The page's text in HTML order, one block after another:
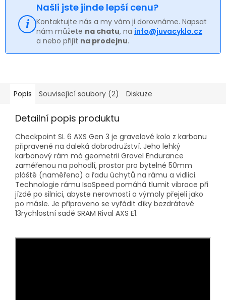
Našli jste jinde lepší cenu?
Kontaktujte nás a my vám ji dorovnáme. Napsat
nám můžete na chatu, na info@juvacyklo.cz
a nebo přijít na prodejnu.
Popis Související soubory (2) Diskuze
Detailní popis produktu
Checkpoint SL 6 AXS Gen 3 je gravelové kolo z karbonu
připravené na daleká dobrodružství. Jeho lehký
karbonový rám má geometrii Gravel Endurance
zaměřenou na pohodlí, prostor pro bytelné 50mm
pláště (naměřeno) a řadu úchytů na rámu a vidlici.
Technologie rámu IsoSpeed pomáhá tlumit vibrace při
jízdě po silnici, abyste nerovnosti a výmoly přejeli jako
po másle. Je připraveno se vyřádit díky bezdrátové
13rychlostní sadě SRAM Rival AXS E1.